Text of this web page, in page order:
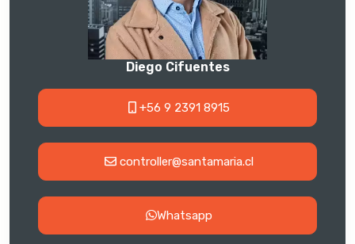
Diego Cifuentes
+56 9 2391 8915
controller@santamaria.cl
Whatsapp